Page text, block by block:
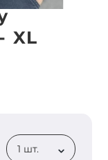
XL
1 шт.